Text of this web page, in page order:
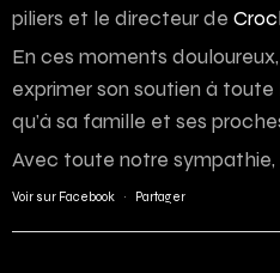
piliers et le directeur de
En ces moments douloureux,
exprimer son soutien à toute
qu’à sa famille et ses
Avec toute notre sympathie,
Voir sur Facebook · Partager